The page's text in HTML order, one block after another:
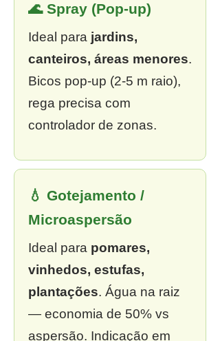
🌊 Spray (Pop-up)
Ideal para jardins,
canteiros, áreas menores.
Bicos pop-up (2-5 m raio),
rega precisa com
controlador de zonas.
💧 Gotejamento /
Microaspersão
Ideal para pomares,
vinhedos, estufas,
plantações. Água na raiz
— economia de 50% vs
aspersão. Indicação em